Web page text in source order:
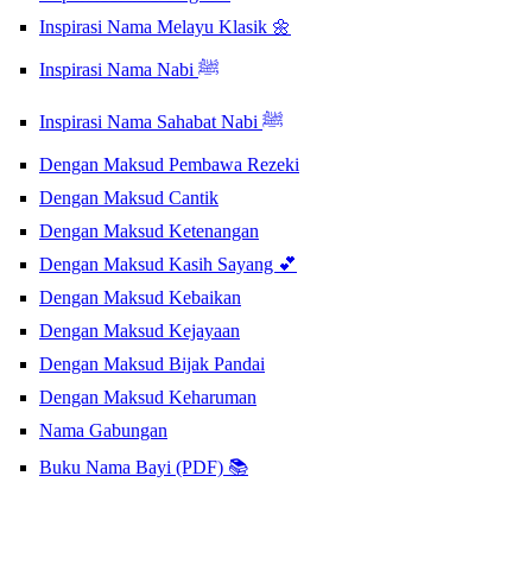
Inspirasi Nama Melayu Klasik 🌼
Inspirasi Nama Nabi ﷺ
Inspirasi Nama Sahabat Nabi ﷺ
Dengan Maksud Pembawa Rezeki
Dengan Maksud Cantik
Dengan Maksud Ketenangan
Dengan Maksud Kasih Sayang 💕
Dengan Maksud Kebaikan
Dengan Maksud Kejayaan
Dengan Maksud Bijak Pandai
Dengan Maksud Keharuman
Nama Gabungan
Buku Nama Bayi (PDF) 📚